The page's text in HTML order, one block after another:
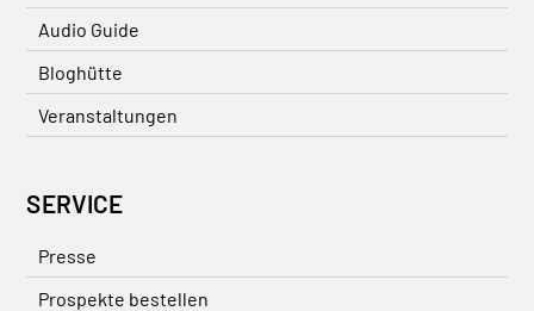
Audio Guide
Bloghütte
Veranstaltungen
SERVICE
Presse
Prospekte bestellen